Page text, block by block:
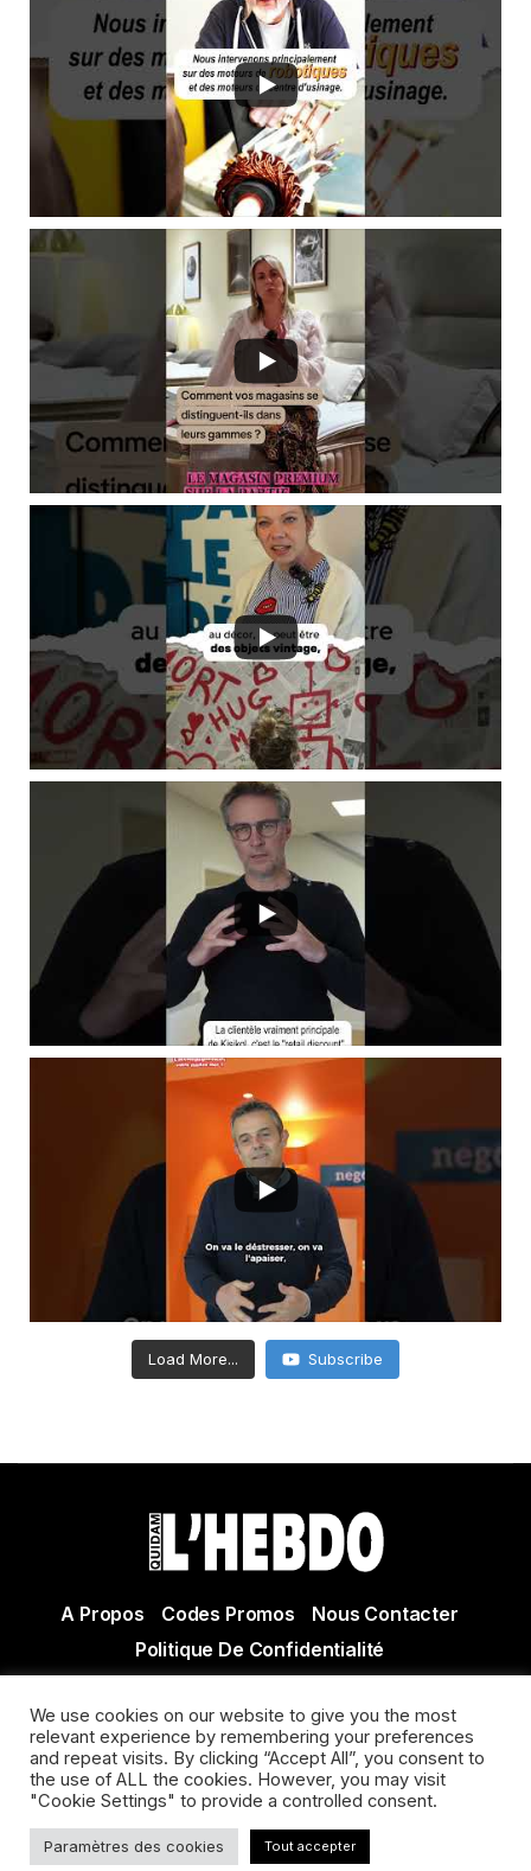
Load More... Subscribe
A Propos Codes Promos
Nous Contacter
Politique De Confidentialité
Actualité Agen - Actualité en lot et Garonne - Actualité
Villeneuve sur Lot
We use cookies on our website to give you the most
relevant experience by remembering your preferences
and repeat visits. By clicking “Accept All”, you consent to
the use of ALL the cookies. However, you may visit
"Cookie Settings" to provide a controlled consent.
Paramètres des cookies Tout accepter